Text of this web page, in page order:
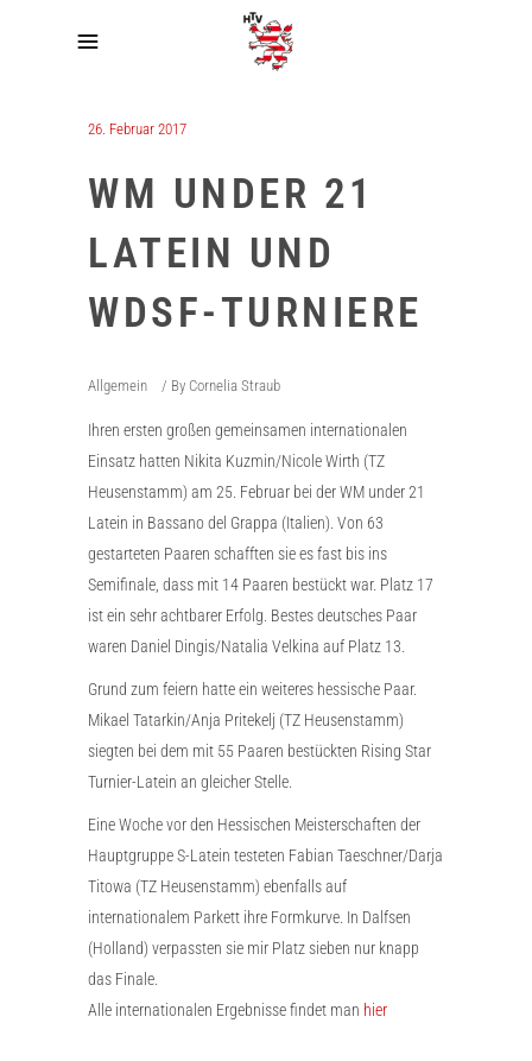
26. Februar 2017
WM UNDER 21
LATEIN UND
WDSF-TURNIERE
Allgemein By Cornelia Straub
Ihren ersten großen gemeinsamen internationalen
Einsatz hatten Nikita Kuzmin/Nicole Wirth (TZ
Heusenstamm) am 25. Februar bei der WM under 21
Latein in Bassano del Grappa (Italien). Von 63
gestarteten Paaren schafften sie es fast bis ins
Semifinale, dass mit 14 Paaren bestückt war. Platz 17
ist ein sehr achtbarer Erfolg. Bestes deutsches Paar
waren Daniel Dingis/Natalia Velkina auf Platz 13.
Grund zum feiern hatte ein weiteres hessische Paar.
Mikael Tatarkin/Anja Pritekelj (TZ Heusenstamm)
siegten bei dem mit 55 Paaren bestückten Rising Star
Turnier-Latein an gleicher Stelle.
Eine Woche vor den Hessischen Meisterschaften der
Hauptgruppe S-Latein testeten Fabian Taeschner/Darja
Titowa (TZ Heusenstamm) ebenfalls auf
internationalem Parkett ihre Formkurve. In Dalfsen
(Holland) verpassten sie mir Platz sieben nur knapp
das Finale.
Alle internationalen Ergebnisse findet man hier